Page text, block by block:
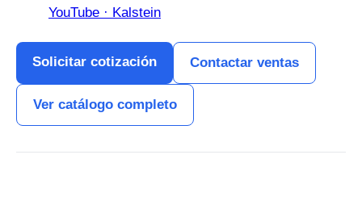
YouTube · Kalstein
Solicitar cotización Contactar ventas
Ver catálogo completo